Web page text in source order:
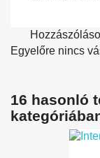
Egyelőre nincs
16 hasonló